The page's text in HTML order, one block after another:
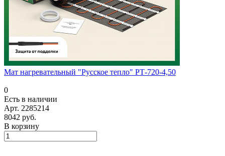
Мат нагревательный "Русское тепло" РТ-720-4,50
0
Есть в наличии
Арт. 2285214
8042 руб.
В корзину